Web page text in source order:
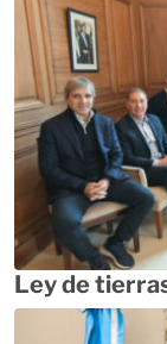
Ley de